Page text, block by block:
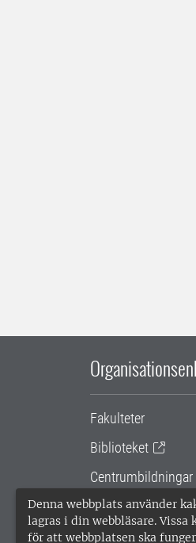
Denna webbplats använder
lagras i din webbläsare. Vissa
för att webbplatsen ska
Fakulteter
Biblioteket
Centrumbildningar
samarbetsprojekt
Gemensamma